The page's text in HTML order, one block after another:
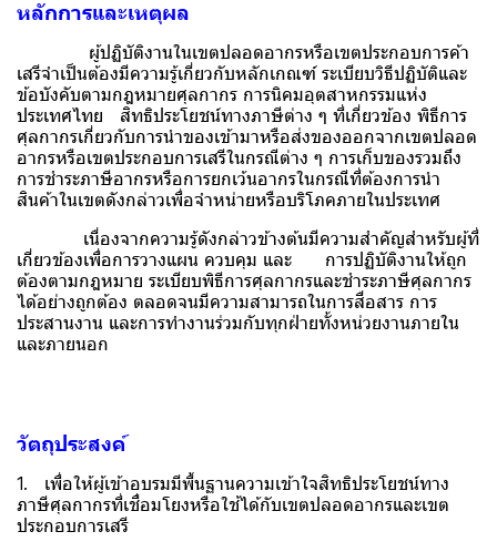
หลักการและเหตุผล
ผู้ปฏิบัติงานในเขตปลอดอากรหรือเขตประกอบการค้า
เสรีจำเป็นต้องมีความรู้เกี่ยวกับหลักเกณฑ์ ระเบียบวิธีปฏิบัติและ
ข้อบังคับตามกฎหมายศุลกากร การนิคมอุตสาหกรรมแห่ง
ประเทศไทย สิทธิประโยชน์ทางภาษีต่าง ๆ ที่เกี่ยวข้อง พิธีการ
ศุลกากรเกี่ยวกับการนำของเข้ามาหรือส่งของออกจากเขตปลอด
อากรหรือเขตประกอบการเสรีในกรณีต่าง ๆ การเก็บของรวมถึง
การชำระภาษีอากรหรือการยกเว้นอากรในกรณีที่ต้องการนำ
สินค้าในเขตดังกล่าวเพื่อจำหน่ายหรือบริโภคภายในประเทศ
เนื่องจากความรู้ดังกล่าวข้างต้นมีความสำคัญสำหรับผู้ที่
เกี่ยวข้องเพื่อการวางแผน ควบคุม และ การปฏิบัติงานให้ถูก
ต้องตามกฎหมาย ระเบียบพิธีการศุลกากรและชำระภาษีศุลกากร
ได้อย่างถูกต้อง ตลอดจนมีความสามารถในการสื่อสาร การ
ประสานงาน และการทำงานร่วมกับทุกฝ่ายทั้งหน่วยงานภายใน
และภายนอก
วัตถุประสงค์
1. เพื่อให้ผู้เข้าอบรมมีพื้นฐานความเข้าใจสิทธิประโยชน์ทาง
ภาษีศุลกากรที่เชื่อมโยงหรือใช้ได้กับเขตปลอดอากรและเขต
ประกอบการเสรี